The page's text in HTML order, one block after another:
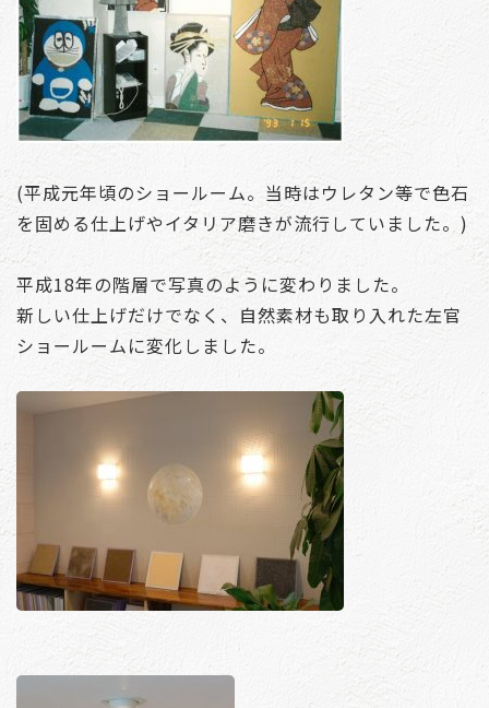
(平成元年頃のショールーム。当時はウレタン等で色石
を固める仕上げやイタリア磨きが流行していました。)
平成18年の階層で写真のように変わりました。
新しい仕上げだけでなく、自然素材も取り入れた左官
ショールームに変化しました。